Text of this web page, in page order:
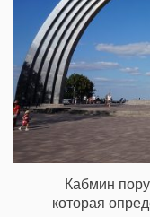
Кабмин
которая